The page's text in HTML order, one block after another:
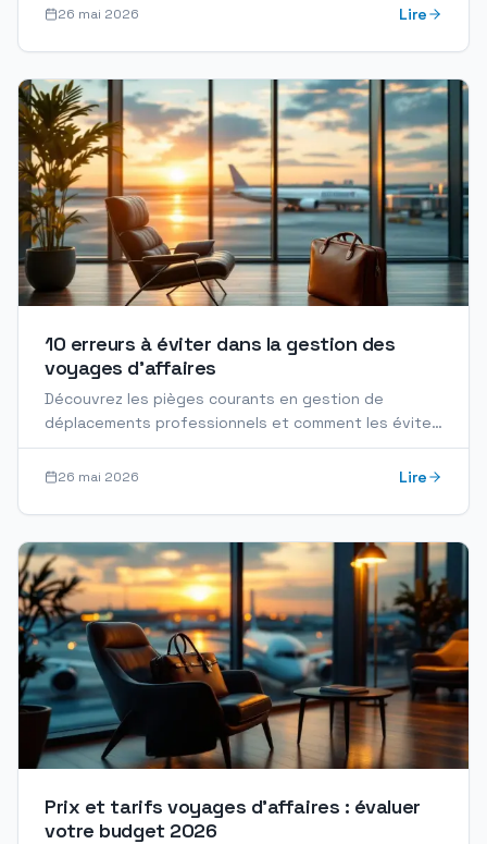
26 mai 2026 Lire
10 erreurs à éviter dans la gestion des
voyages d'affaires
Découvrez les pièges courants en gestion de
déplacements professionnels et comment les éviter.
Checklist pratique pour optimiser vos services.
26 mai 2026 Lire
Prix et tarifs voyages d'affaires : évaluer
votre budget 2026